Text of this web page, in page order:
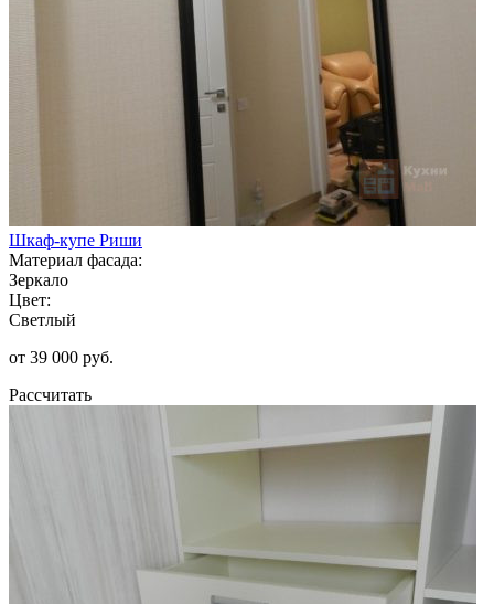
Шкаф-купе Риши
Материал фасада:
Зеркало
Цвет:
Светлый
от 39 000 руб.
Рассчитать